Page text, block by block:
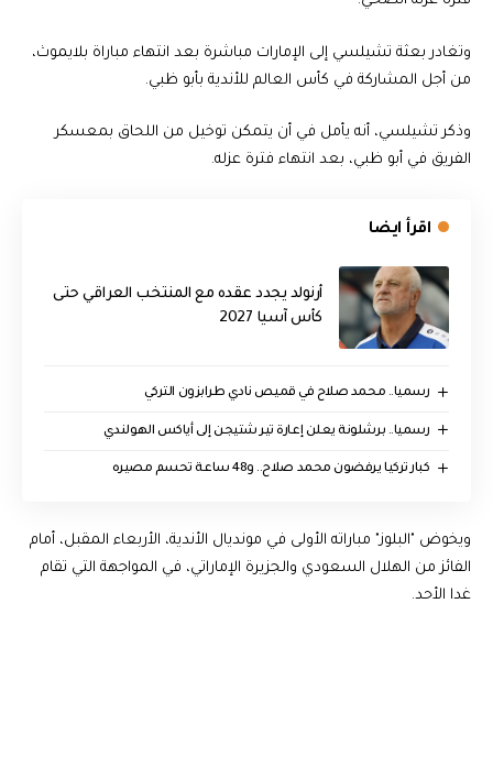
وتغادر بعثة تشيلسي إلى الإمارات مباشرة بعد انتهاء مباراة بلايموث،
من أجل المشاركة في كأس العالم للأندية بأبو ظبي.
وذكر تشيلسي، أنه يأمل في أن يتمكن توخيل من اللحاق بمعسكر
الفريق في أبو ظبي، بعد انتهاء فترة عزله.
اقرأ ايضا
أرنولد يجدد عقده مع المنتخب العراقي حتى
كأس آسيا 2027
رسميا.. محمد صلاح في قميص نادي طرابزون التركي
رسميا.. برشلونة يعلن إعارة تير شتيجن إلى أياكس الهولندي
كبار تركيا يرفضون محمد صلاح.. و48 ساعة تحسم مصيره
ويخوض "البلوز" مباراته الأولى في مونديال الأندية، الأربعاء المقبل، أمام
الفائز من الهلال السعودي والجزيرة الإماراتي، في المواجهة التي تقام
غدا الأحد.